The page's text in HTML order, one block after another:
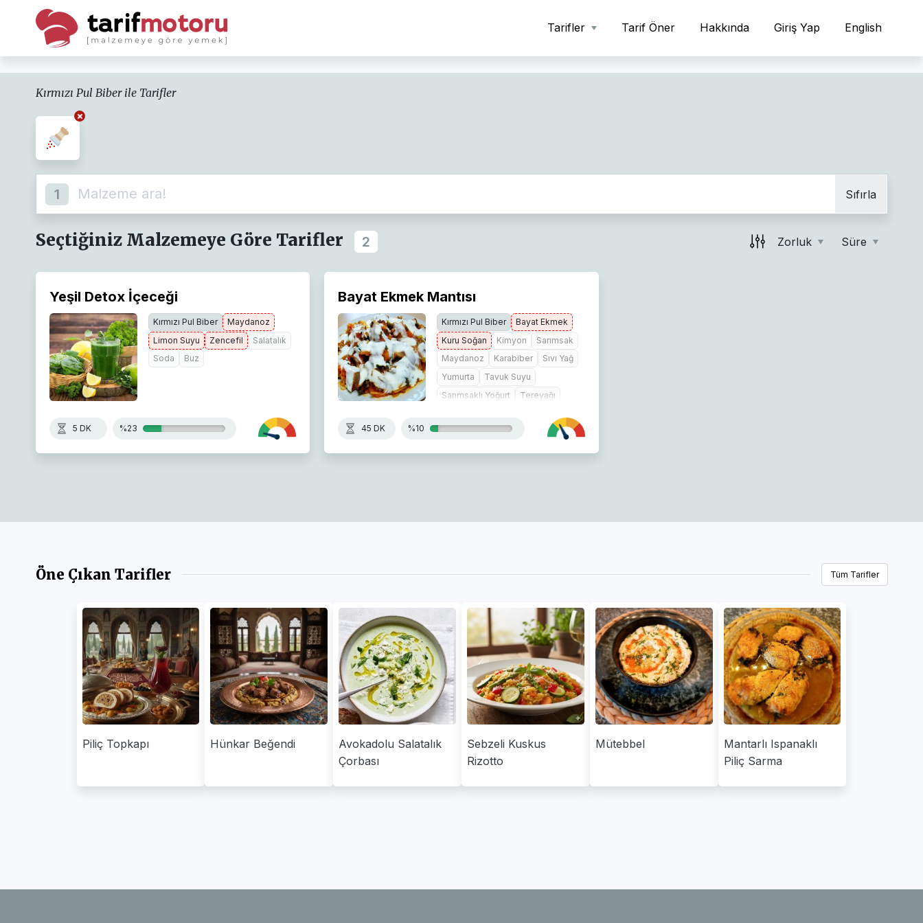
Tarifler Tarif Öner Hakkında Giriş Yap English
Kırmızı Pul Biber ile Tarifler
1 Sıfırla
Seçtiğiniz Malzemeye Göre Tarifler 2 Zorluk Süre
Yeşil Detox İçeceği
Kırmızı Pul Biber
Maydanoz
Limon Suyu
Zencefil
Salatalık
Soda
Buz
5 DK %23
Bayat Ekmek Mantısı
Kırmızı Pul Biber
Bayat Ekmek
Kuru Soğan
Kimyon
Sarımsak
Maydanoz
Karabiber
Sıvı Yağ
Yumurta
Tavuk Suyu
Sarımsaklı Yoğurt
Tereyağı
45 DK
%10
Öne Çıkan Tarifler Tüm Tarifler
Piliç Topkapı Hünkar Beğendi
Avokadolu Salatalık
Çorbası
Sebzeli Kuskus
Rizotto
Mütebbel
Mantarlı Ispanaklı
Piliç Sarma